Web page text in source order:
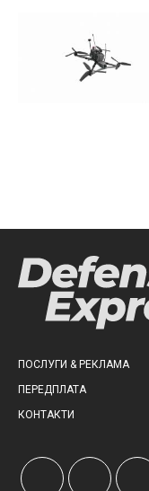
ПОСЛУГИ & РЕКЛАМА
ПЕРЕДПЛАТА
КОНТАКТИ